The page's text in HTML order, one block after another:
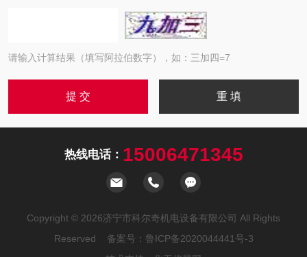
请输入计算结果（填写阿拉伯数字），如：三加四=7
热线电话： 15006471345
Copyright © 2026济宁市科尔奇机电设备有限公司 All Rights
Reserved 备案号： 鲁ICP备2020044441号-3